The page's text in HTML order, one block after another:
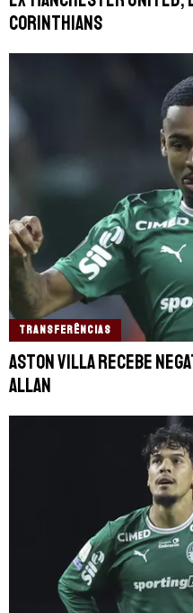
Corinthians
TRANSFERÊNCIAS
Aston Villa recebe
Allan